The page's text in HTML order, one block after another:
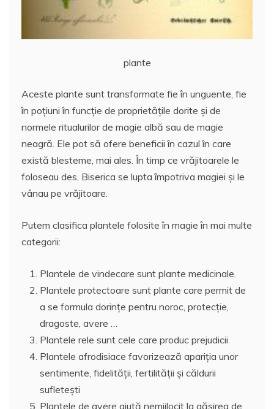
plante
Aceste plante sunt transformate fie în unguente, fie
în poţiuni în funcție de proprietățile dorite și de
normele ritualurilor de magie albă sau de magie
neagră. Ele pot să ofere beneficii în cazul în care
există blesteme, mai ales. În timp ce vrăjitoarele le
foloseau des, Biserica se lupta împotriva magiei şi le
vânau pe vrăjitoare.
Putem clasifica plantele folosite în magie în mai multe
categorii:
Plantele de vindecare sunt plante medicinale.
Plantele protectoare sunt plante care permit de
a se formula dorințe pentru noroc, protecție,
dragoste, avere …
Plantele rele sunt cele care produc prejudicii
Plantele afrodisiace favorizează apariția unor
sentimente, fidelităţii, fertilităţii și căldurii
sufleteşti
Plantele de avere ajută nemijlocit la găsirea de